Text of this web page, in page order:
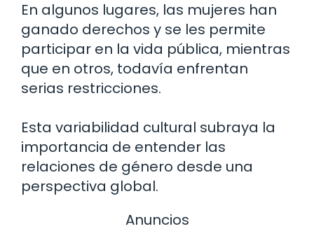
En algunos lugares, las mujeres han
ganado derechos y se les permite
participar en la vida pública, mientras
que en otros, todavía enfrentan
serias restricciones.
Esta variabilidad cultural subraya la
importancia de entender las
relaciones de género desde una
perspectiva global.
Anuncios